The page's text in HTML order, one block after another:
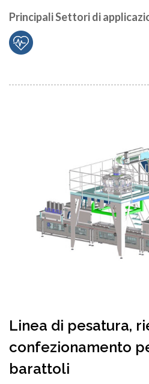
Principali Settori di
Linea di pesatura,
confezionamento
barattoli